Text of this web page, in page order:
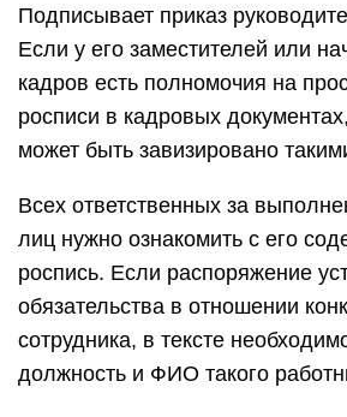
Подписывает приказ
Если у его заместителей или
кадров есть полномочия на
росписи в кадровых
может быть завизировано
Всех ответственных за
лиц нужно ознакомить с его
роспись. Если распоряжение
обязательства в отношении
сотрудника, в тексте
должность и ФИО такого